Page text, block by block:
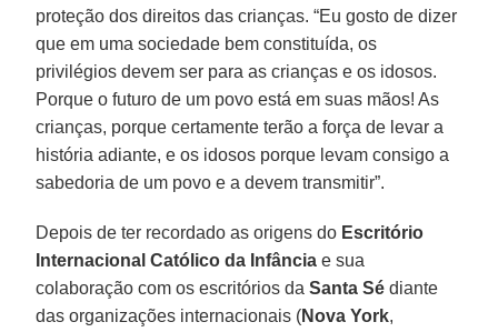
proteção dos direitos das crianças. “Eu gosto de dizer
que em uma sociedade bem constituída, os
privilégios devem ser para as crianças e os idosos.
Porque o futuro de um povo está em suas mãos! As
crianças, porque certamente terão a força de levar a
história adiante, e os idosos porque levam consigo a
sabedoria de um povo e a devem transmitir”.
Depois de ter recordado as origens do Escritório
Internacional Católico da Infância e sua
colaboração com os escritórios daSanta Sé diante
das organizações internacionais (Nova York,